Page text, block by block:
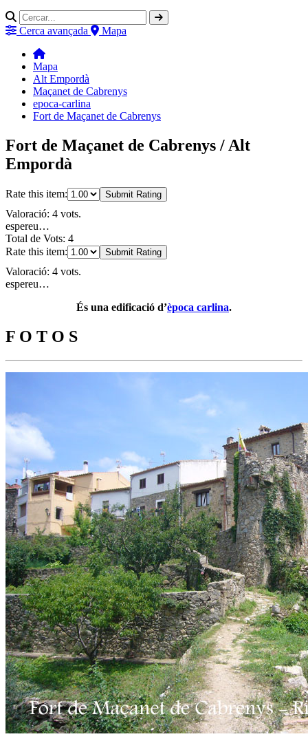
Cerca avançada Mapa
Mapa
Alt Empordà
Maçanet de Cabrenys
epoca-carlina
Fort de Maçanet de Cabrenys
Fort de Maçanet de Cabrenys / Alt
Empordà
Rate this item: Submit Rating
Valoració: 4 vots.
espereu…
Total de Vots: 4
Rate this item:
Submit Rating
Valoració: 4 vots.
espereu…
És una edificació d’època carlina.
F O T O S